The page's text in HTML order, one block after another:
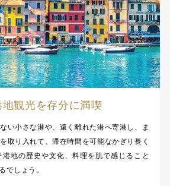
観光を存分に満喫
い小さな港や、遠く離れた港へ寄港し、ま
取り入れて、滞在時間を可能なかぎり長く
地の歴史や文化、料理を肌で感じること
でしょう。